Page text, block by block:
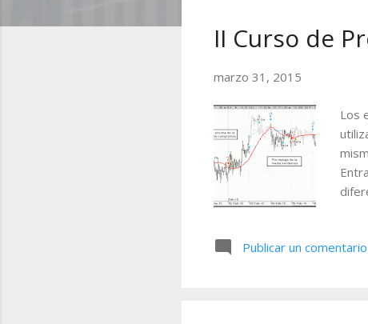
II Curso de
marzo 31, 2015
Los
Publicar un comentario